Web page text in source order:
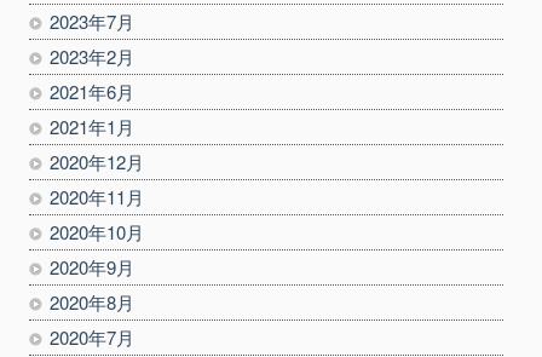
2023年7月
2023年2月
2021年6月
2021年1月
2020年12月
2020年11月
2020年10月
2020年9月
2020年8月
2020年7月